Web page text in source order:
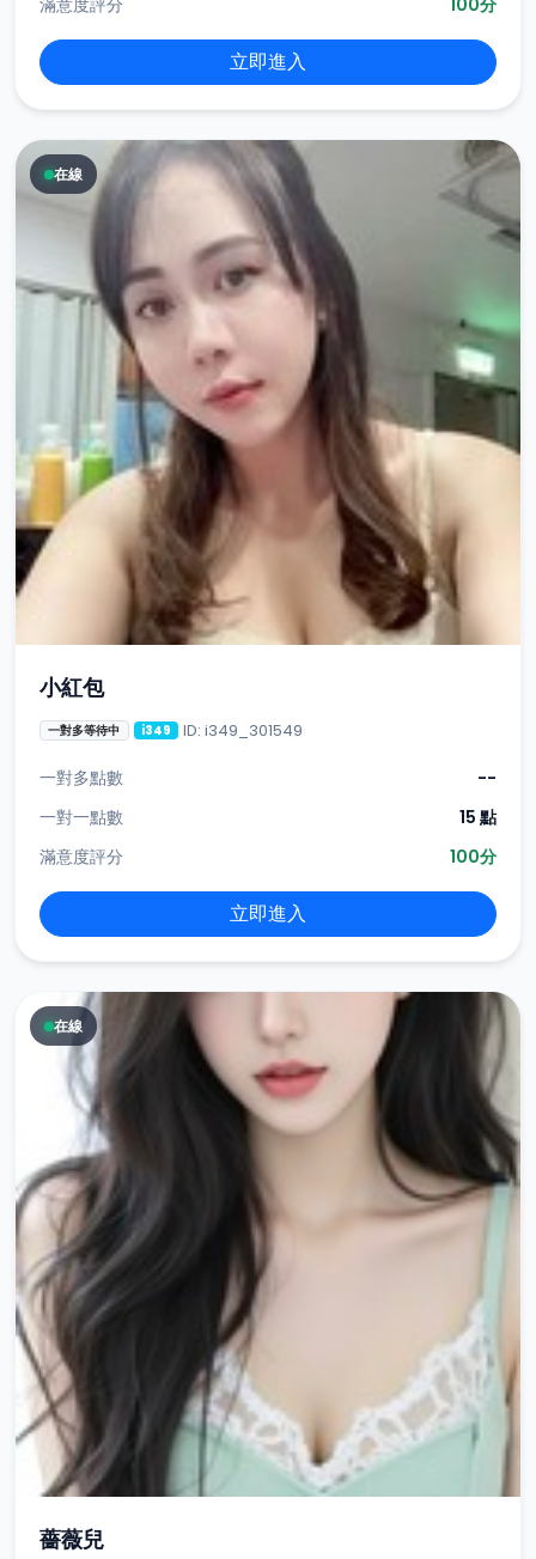
滿意度評分 100分
立即進入
在線
小紅包
一對多等待中 i349 ID: i349_301549
一對多點數
--
一對一點數
15 點
滿意度評分
100分
立即進入
在線
薔薇兒